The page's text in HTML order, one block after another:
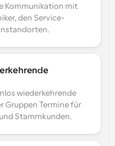
Kommunikation mit
den Service-
wiederkehrende
Gruppen Termine für
Stammkunden.